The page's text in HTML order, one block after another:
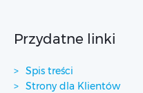
Przydatne linki
Spis treści
Strony dla Klientów